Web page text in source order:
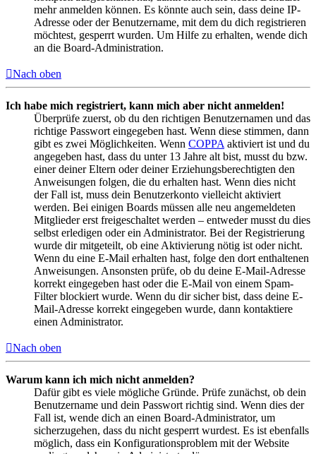
mehr anmelden können. Es könnte auch sein, dass deine IP-
Adresse oder der Benutzername, mit dem du dich registrieren
möchtest, gesperrt wurden. Um Hilfe zu erhalten, wende dich
an die Board-Administration.
Nach oben
Ich habe mich registriert, kann mich aber nicht anmelden!
Überprüfe zuerst, ob du den richtigen Benutzernamen und das
richtige Passwort eingegeben hast. Wenn diese stimmen, dann
gibt es zwei Möglichkeiten. Wenn COPPA aktiviert ist und du
angegeben hast, dass du unter 13 Jahre alt bist, musst du bzw.
einer deiner Eltern oder deiner Erziehungsberechtigten den
Anweisungen folgen, die du erhalten hast. Wenn dies nicht
der Fall ist, muss dein Benutzerkonto vielleicht aktiviert
werden. Bei einigen Boards müssen alle neu angemeldeten
Mitglieder erst freigeschaltet werden – entweder musst du dies
selbst erledigen oder ein Administrator. Bei der Registrierung
wurde dir mitgeteilt, ob eine Aktivierung nötig ist oder nicht.
Wenn du eine E-Mail erhalten hast, folge den dort enthaltenen
Anweisungen. Ansonsten prüfe, ob du deine E-Mail-Adresse
korrekt eingegeben hast oder die E-Mail von einem Spam-
Filter blockiert wurde. Wenn du dir sicher bist, dass deine E-
Mail-Adresse korrekt eingegeben wurde, dann kontaktiere
einen Administrator.
Nach oben
Warum kann ich mich nicht anmelden?
Dafür gibt es viele mögliche Gründe. Prüfe zunächst, ob dein
Benutzername und dein Passwort richtig sind. Wenn dies der
Fall ist, wende dich an einen Board-Administrator, um
sicherzugehen, dass du nicht gesperrt wurdest. Es ist ebenfalls
möglich, dass ein Konfigurationsproblem mit der Website